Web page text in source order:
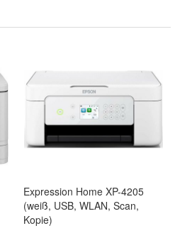
Expression Home XP-4205
(weiß, USB, WLAN, Scan,
Kopie)